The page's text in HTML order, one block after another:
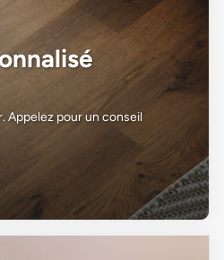
Appelez pour un conseil